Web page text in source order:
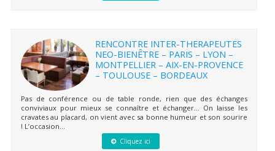
RENCONTRE INTER-THERAPEUTES
NEO-BIENÊTRE – PARIS – LYON –
MONTPELLIER – AIX-EN-PROVENCE
– TOULOUSE – BORDEAUX
Pas de conférence ou de table ronde, rien que des échanges
conviviaux pour mieux se connaître et échanger… On laisse les
cravates au placard, on vient avec sa bonne humeur et son sourire
! L’occasion...
Cliquez ici